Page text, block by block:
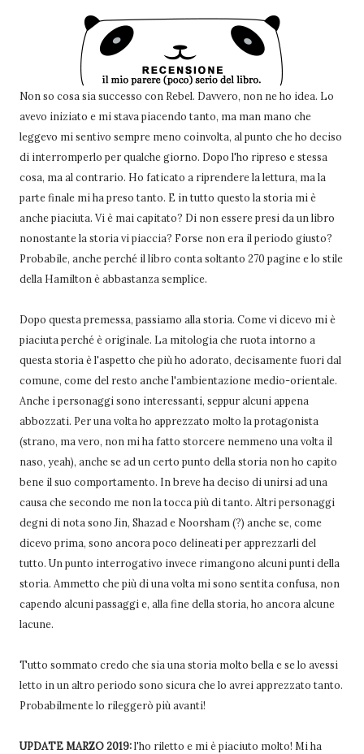
Non so cosa sia successo con Rebel. Davvero, non ne ho idea. Lo
avevo iniziato e mi stava piacendo tanto, ma man mano che
leggevo mi sentivo sempre meno coinvolta, al punto che ho deciso
di interromperlo per qualche giorno. Dopo l'ho ripreso e stessa
cosa, ma al contrario. Ho faticato a riprendere la lettura, ma la
parte finale mi ha preso tanto. E in tutto questo la storia mi è
anche piaciuta. Vi è mai capitato? Di non essere presi da un libro
nonostante la storia vi piaccia? Forse non era il periodo giusto?
Probabile, anche perché il libro conta soltanto 270 pagine e lo stile
della Hamilton è abbastanza semplice.
Dopo questa premessa, passiamo alla storia. Come vi dicevo mi è
piaciuta perché è originale. La mitologia che ruota intorno a
questa storia è l'aspetto che più ho adorato, decisamente fuori dal
comune, come del resto anche l'ambientazione medio-orientale.
Anche i personaggi sono interessanti, seppur alcuni appena
abbozzati. Per una volta ho apprezzato molto la protagonista
(strano, ma vero, non mi ha fatto storcere nemmeno una volta il
naso, yeah), anche se ad un certo punto della storia non ho capito
bene il suo comportamento. In breve ha deciso di unirsi ad una
causa che secondo me non la tocca più di tanto. Altri personaggi
degni di nota sono Jin, Shazad e Noorsham (?) anche se, come
dicevo prima, sono ancora poco delineati per apprezzarli del
tutto. Un punto interrogativo invece rimangono alcuni punti della
storia. Ammetto che più di una volta mi sono sentita confusa, non
capendo alcuni passaggi e, alla fine della storia, ho ancora alcune
lacune.
Tutto sommato credo che sia una storia molto bella e se lo avessi
letto in un altro periodo sono sicura che lo avrei apprezzato tanto.
Probabilmente lo rileggerò più avanti!
UPDATE MARZO 2019:l'ho riletto e mi è piaciuto molto! Mi ha